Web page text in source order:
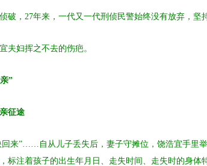
破，27年来，一代又一代刑侦民警始终没有放弃，坚
夫妇挥之不去的伤疤。
”
征途
回来”……自从儿子丢失后，妻子守摊位，饶浩宜手里
标注着孩子的出生年月日、走失时间、走失时的身体